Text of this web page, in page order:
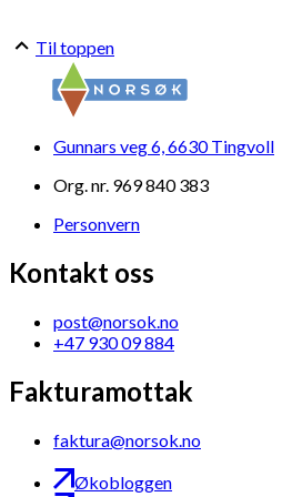
Til toppen
Gunnars veg 6, 6630 Tingvoll
Org. nr. 969 840 383
Personvern
Kontakt oss
post@norsok.no
+47 930 09 884
Fakturamottak
faktura@norsok.no
Økobloggen